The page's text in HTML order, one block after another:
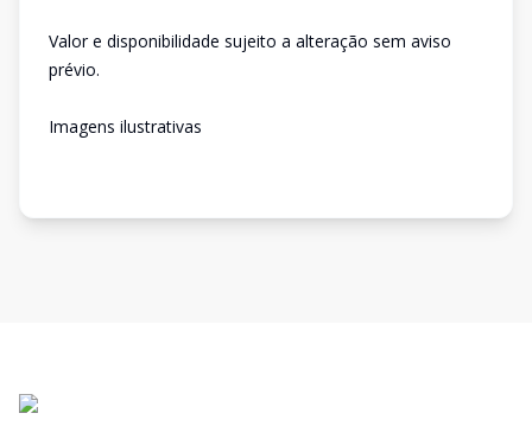
Valor e disponibilidade sujeito a alteração sem aviso
prévio.
Imagens ilustrativas